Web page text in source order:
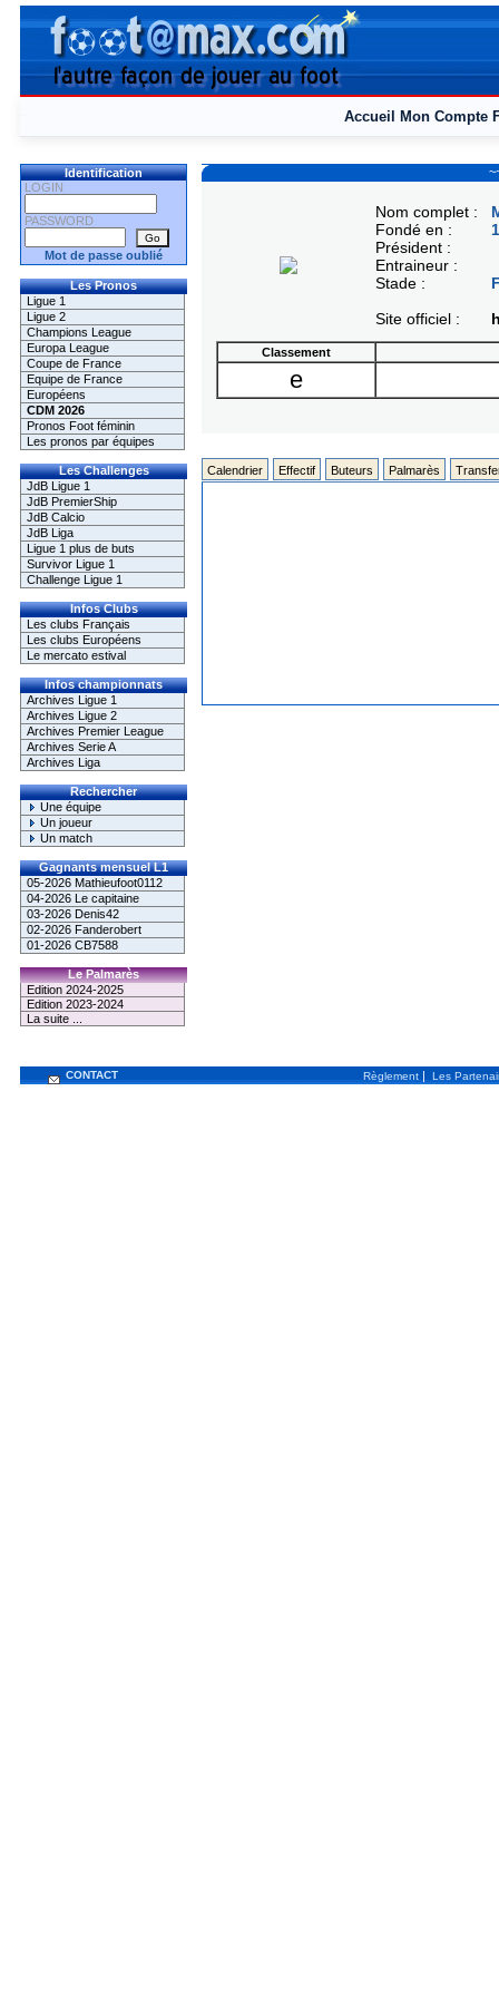
Accueil Mon Compte
Identification
LOGIN
PASSWORD
Mot de passe oublié
Les Pronos
Ligue 1
Ligue 2
Champions League
Europa League
Coupe de France
Equipe de France
Européens
CDM 2026
Pronos Foot féminin
Les pronos par équipes
Les Challenges
JdB Ligue 1
JdB PremierShip
JdB Calcio
JdB Liga
Ligue 1 plus de buts
Survivor Ligue 1
Challenge Ligue 1
Infos Clubs
Les clubs Français
Les clubs Européens
Le mercato estival
Infos championnats
Archives Ligue 1
Archives Ligue 2
Archives Premier League
Archives Serie A
Archives Liga
Rechercher
Une équipe
Un joueur
Un match
Gagnants mensuel L1
05-2026 Mathieufoot0112
04-2026 Le capitaine
03-2026 Denis42
02-2026 Fanderobert
01-2026 CB7588
Le Palmarès
Edition 2024-2025
Edition 2023-2024
La suite ...
Nom complet :
Fondé en :
Président :
Entraineur :
Stade :
Site officiel :
Classement
e
Calendrier Effectif Buteurs Palmarès
CONTACT Règlement | Les